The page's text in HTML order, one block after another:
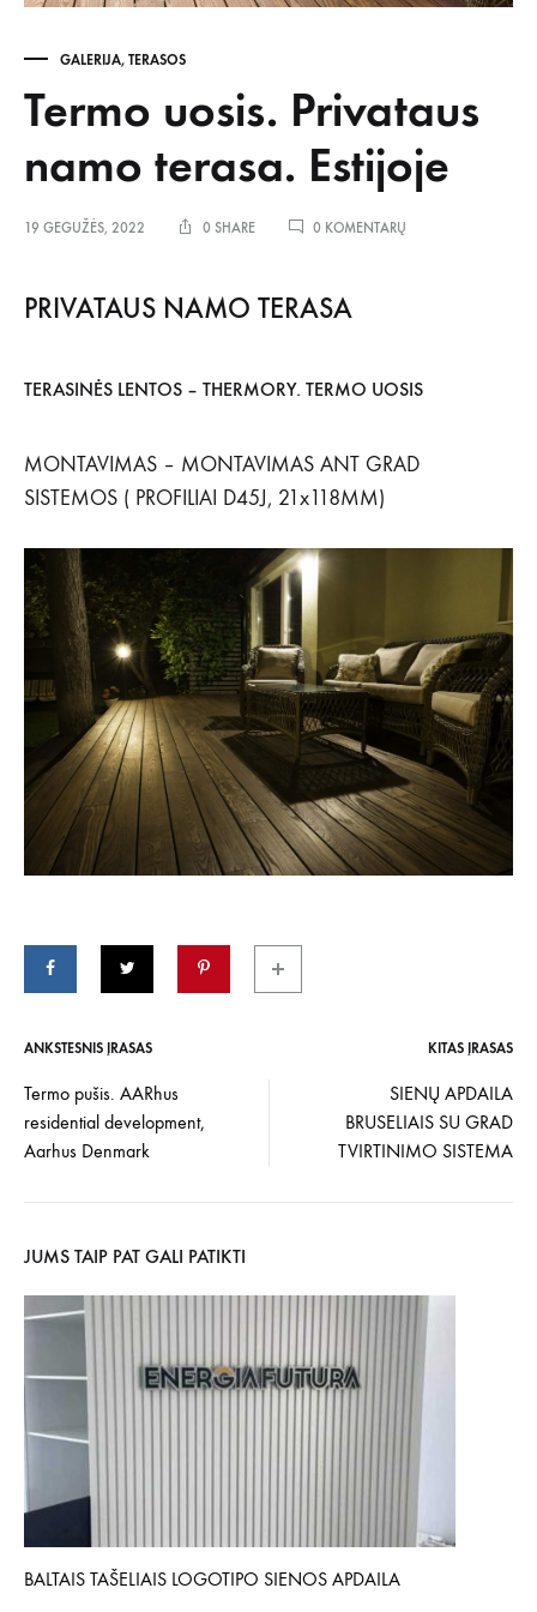
GALERIJA, TERASOS
Termo uosis. Privataus
namo terasa. Estijoje
19 GEGUŽĖS, 2022 0 SHARE 0 KOMENTARŲ
PRIVATAUS NAMO TERASA
TERASINĖS LENTOS – THERMORY. TERMO UOSIS
MONTAVIMAS – MONTAVIMAS ANT GRAD
SISTEMOS ( PROFILIAI D45J, 21x118MM)
Įrašo
navigacija
ANKSTESNIS ĮRAŠAS KITAS ĮRAŠAS
Termo pušis. AARhus
residential development,
Aarhus Denmark
SIENŲ APDAILA
BRUSELIAIS SU GRAD
TVIRTINIMO SISTEMA
JUMS TAIP PAT GALI PATIKTI
BALTAIS TAŠELIAIS LOGOTIPO SIENOS APDAILA